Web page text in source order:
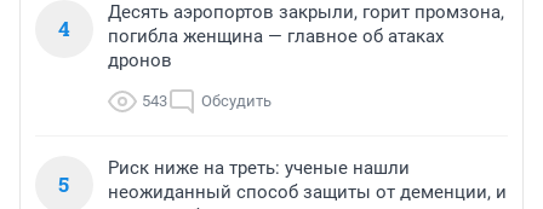
4
Десять аэропортов закрыли, горит промзона,
погибла женщина — главное об атаках
дронов
543 Обсудить
5
Риск ниже на треть: ученые нашли
неожиданный способ защиты от деменции, и